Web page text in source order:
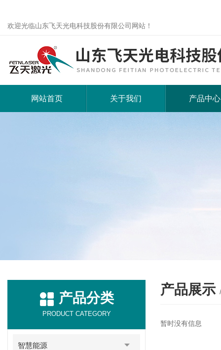
欢迎光临山东飞天光电科技股份有限公司网站！
网站首页 关于我们 产品中心
产品分类
PRODUCT CATEGORY
智慧能源
产品展示
暂时没有信息